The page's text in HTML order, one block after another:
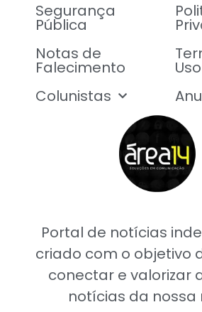
Portal de notícias
criado com o objetivo
conectar e valorizar
notícias da nossa
Segurança
Pública
Notas de
Falecimento
Colunistas
Uso